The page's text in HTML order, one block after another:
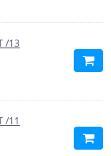
/13
/11